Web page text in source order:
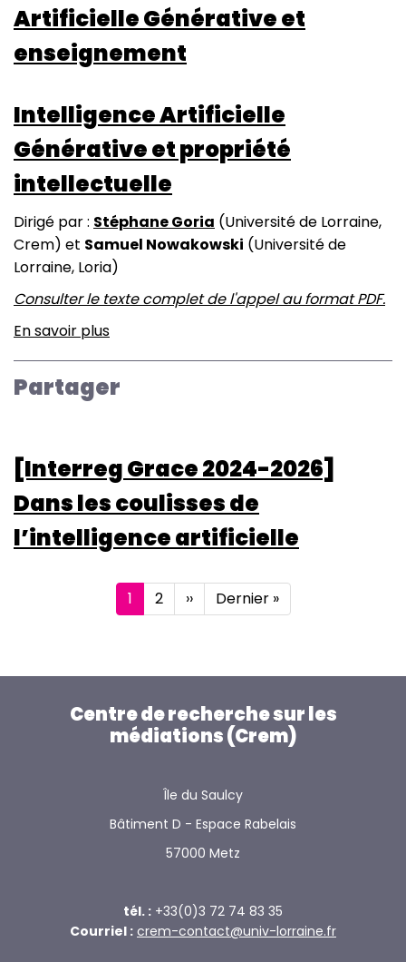
Artificielle Générative et
enseignement
Intelligence Artificielle
Générative et propriété
intellectuelle
Dirigé par : Stéphane Goria (Université de Lorraine,
Crem) et Samuel Nowakowski (Université de
Lorraine, Loria)
Consulter le texte complet de l'appel au format PDF.
En savoir plus
Générative
intellectuelle
Partager
[Interreg Grace 2024-2026]
Dans les coulisses de
l’intelligence artificielle
Page
courante
1 Page
2
Page
suivante
››
Dernière
page
Dernier »
Centre de recherche sur les
médiations (Crem)
Île du Saulcy
Bâtiment D - Espace Rabelais
57000 Metz
tél. : +33(0)3 72 74 83 35
Courriel : crem-contact@univ-lorraine.fr